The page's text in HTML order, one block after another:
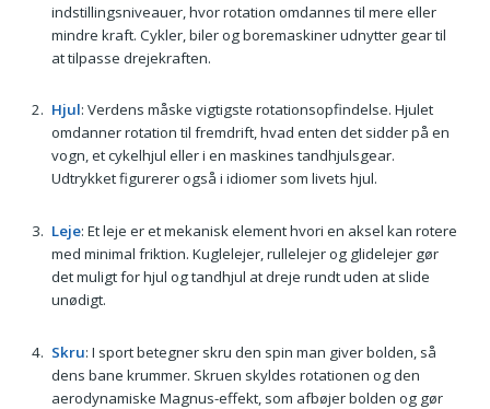
indstillingsniveauer, hvor rotation omdannes til mere eller
mindre kraft. Cykler, biler og boremaskiner udnytter gear til
at tilpasse drejekraften.
Hjul: Verdens måske vigtigste rotationsopfindelse. Hjulet
omdanner rotation til fremdrift, hvad enten det sidder på en
vogn, et cykelhjul eller i en maskines tandhjulsgear.
Udtrykket figurerer også i idiomer som livets hjul.
Leje: Et leje er et mekanisk element hvori en aksel kan rotere
med minimal friktion. Kuglelejer, rullelejer og glidelejer gør
det muligt for hjul og tandhjul at dreje rundt uden at slide
unødigt.
Skru: I sport betegner skru den spin man giver bolden, så
dens bane krummer. Skruen skyldes rotationen og den
aerodynamiske Magnus-effekt, som afbøjer bolden og gør